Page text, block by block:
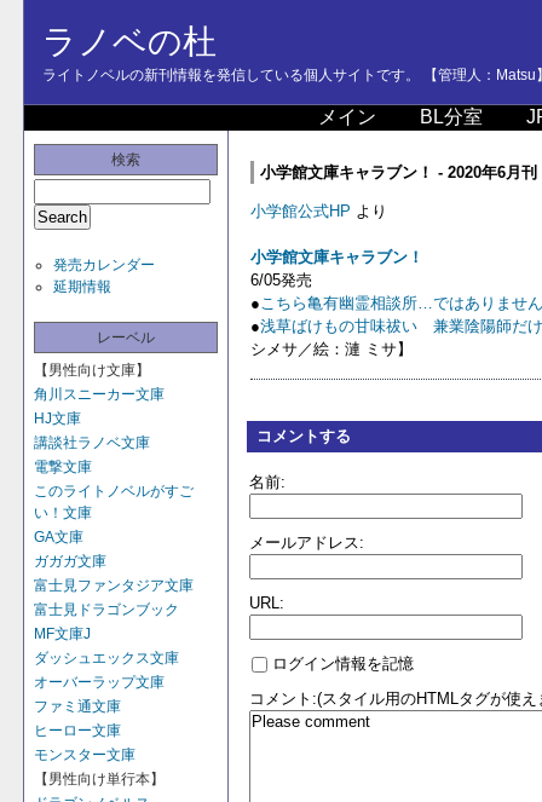
ラノベの杜
ライトノベルの新刊情報を発信している個人サイトです。 【管理人：Matsu
メイン BL分室
検索
発売カレンダー
延期情報
レーベル
【男性向け文庫】
角川スニーカー文庫
HJ文庫
講談社ラノベ文庫
電撃文庫
このライトノベルがすご
い！文庫
GA文庫
ガガガ文庫
富士見ファンタジア文庫
富士見ドラゴンブック
MF文庫J
ダッシュエックス文庫
オーバーラップ文庫
ファミ通文庫
ヒーロー文庫
モンスター文庫
【男性向け単行本】
小学館文庫キャラブン！ - 2020年6月刊
小学館公式HP より
小学館文庫キャラブン！
6/05発売
●こちら亀有幽霊相談所…ではありませ
●浅草ばけもの甘味祓い 兼業陰陽師だ
シメサ／絵：漣 ミサ】
コメントする
名前:
メールアドレス:
URL:
ログイン情報を記憶
コメント:(スタイル用のHTMLタグが使え